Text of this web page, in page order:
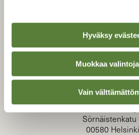
Hyväksy
Muokkaa valintoja
Vain
(09) 228 08 210 (arkisin
Suomen Luonto/
Sörnäistenkatu
00580 Helsinki